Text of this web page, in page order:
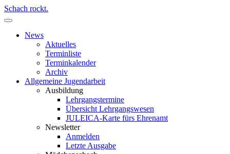
Schach rockt.
News
Aktuelles
Terminliste
Terminkalender
Archiv
Allgemeine Jugendarbeit
Ausbildung
Lehrgangstermine
Übersicht Lehrgangswesen
JULEICA-Karte fürs Ehrenamt
Newsletter
Anmelden
Letzte Ausgabe